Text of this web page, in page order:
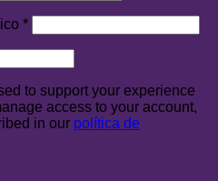
*
to support your experience
access to your account,
in our política de